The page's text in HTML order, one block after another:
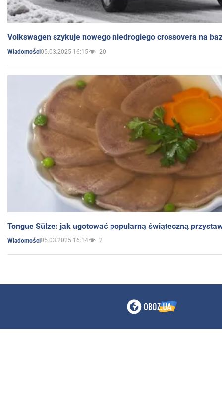
Volkswagen szykuje nowego niedrogiego crossovera na
Wiadomości05.03.2025 16:15 20
Tongue Sülze: jak ugotować popularną świąteczną
Wiadomości05.03.2025 16:14 2